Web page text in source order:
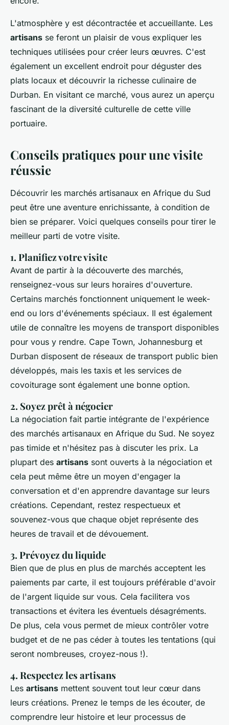
L'atmosphère y est décontractée et accueillante. Les
artisans se feront un plaisir de vous expliquer les
techniques utilisées pour créer leurs œuvres. C'est
également un excellent endroit pour déguster des
plats locaux et découvrir la richesse culinaire de
Durban. En visitant ce marché, vous aurez un aperçu
fascinant de la diversité culturelle de cette ville
portuaire.
Conseils pratiques pour une visite
réussie
Découvrir les marchés artisanaux en Afrique du Sud
peut être une aventure enrichissante, à condition de
bien se préparer. Voici quelques conseils pour tirer le
meilleur parti de votre visite.
1. Planifiez votre visite
Avant de partir à la découverte des marchés,
renseignez-vous sur leurs horaires d'ouverture.
Certains marchés fonctionnent uniquement le week-
end ou lors d'événements spéciaux. Il est également
utile de connaître les moyens de transport disponibles
pour vous y rendre. Cape Town, Johannesburg et
Durban disposent de réseaux de transport public bien
développés, mais les taxis et les services de
covoiturage sont également une bonne option.
2. Soyez prêt à négocier
La négociation fait partie intégrante de l'expérience
des marchés artisanaux en Afrique du Sud. Ne soyez
pas timide et n'hésitez pas à discuter les prix. La
plupart des artisans sont ouverts à la négociation et
cela peut même être un moyen d'engager la
conversation et d'en apprendre davantage sur leurs
créations. Cependant, restez respectueux et
souvenez-vous que chaque objet représente des
heures de travail et de dévouement.
3. Prévoyez du liquide
Bien que de plus en plus de marchés acceptent les
paiements par carte, il est toujours préférable d'avoir
de l'argent liquide sur vous. Cela facilitera vos
transactions et évitera les éventuels désagréments.
De plus, cela vous permet de mieux contrôler votre
budget et de ne pas céder à toutes les tentations (qui
seront nombreuses, croyez-nous !).
4. Respectez les artisans
Les artisans mettent souvent tout leur cœur dans
leurs créations. Prenez le temps de les écouter, de
comprendre leur histoire et leur processus de